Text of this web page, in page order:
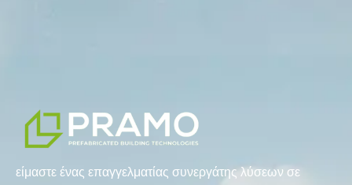
είμαστε ένας επαγγελματίας συνεργάτης λύσεων σε